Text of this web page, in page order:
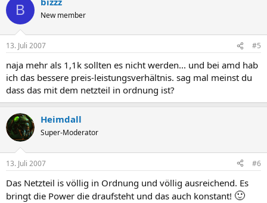
B New member
13. Juli 2007 #5
naja mehr als 1,1k sollten es nicht werden... und bei amd hab
ich das bessere preis-leistungsverhältnis. sag mal meinst du
dass das mit dem netzteil in ordnung ist?
Heimdall
Super-Moderator
13. Juli 2007 #6
Das Netzteil is völlig in Ordnung und völlig ausreichend. Es
bringt die Power die draufsteht und das auch konstant! 🙂